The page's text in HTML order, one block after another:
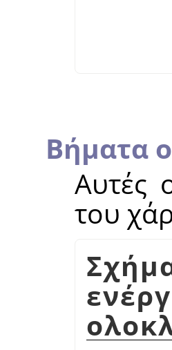
Βήματα
Αυτές
του